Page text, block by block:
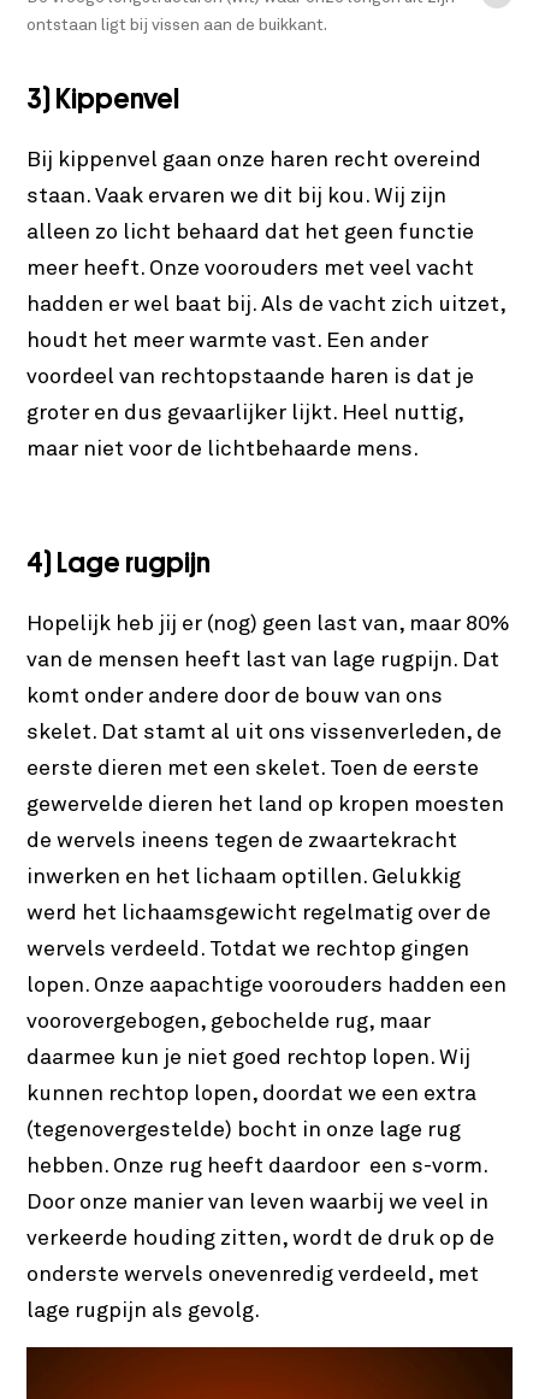
ontstaan ligt bij vissen aan de buikkant.
3) Kippenvel
Bij kippenvel gaan onze haren recht overeind
staan. Vaak ervaren we dit bij kou. Wij zijn
alleen zo licht behaard dat het geen functie
meer heeft. Onze voorouders met veel vacht
hadden er wel baat bij. Als de vacht zich uitzet,
houdt het meer warmte vast. Een ander
voordeel van rechtopstaande haren is dat je
groter en dus gevaarlijker lijkt. Heel nuttig,
maar niet voor de lichtbehaarde mens.
4) Lage rugpijn
Hopelijk heb jij er (nog) geen last van, maar 80%
van de mensen heeft last van lage rugpijn. Dat
komt onder andere door de bouw van ons
skelet. Dat stamt al uit ons vissenverleden, de
eerste dieren met een skelet. Toen de eerste
gewervelde dieren het land op kropen moesten
de wervels ineens tegen de zwaartekracht
inwerken en het lichaam optillen. Gelukkig
werd het lichaamsgewicht regelmatig over de
wervels verdeeld. Totdat we rechtop gingen
lopen. Onze aapachtige voorouders hadden een
voorovergebogen, gebochelde rug, maar
daarmee kun je niet goed rechtop lopen. Wij
kunnen rechtop lopen, doordat we een extra
(tegenovergestelde) bocht in onze lage rug
hebben. Onze rug heeft daardoor een s-vorm.
Door onze manier van leven waarbij we veel in
verkeerde houding zitten, wordt de druk op de
onderste wervels onevenredig verdeeld, met
lage rugpijn als gevolg.